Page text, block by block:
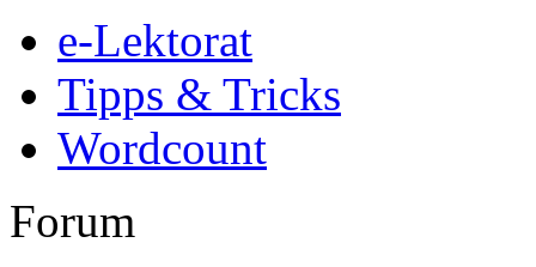
e-Lektorat
Tipps & Tricks
Wordcount
Forum